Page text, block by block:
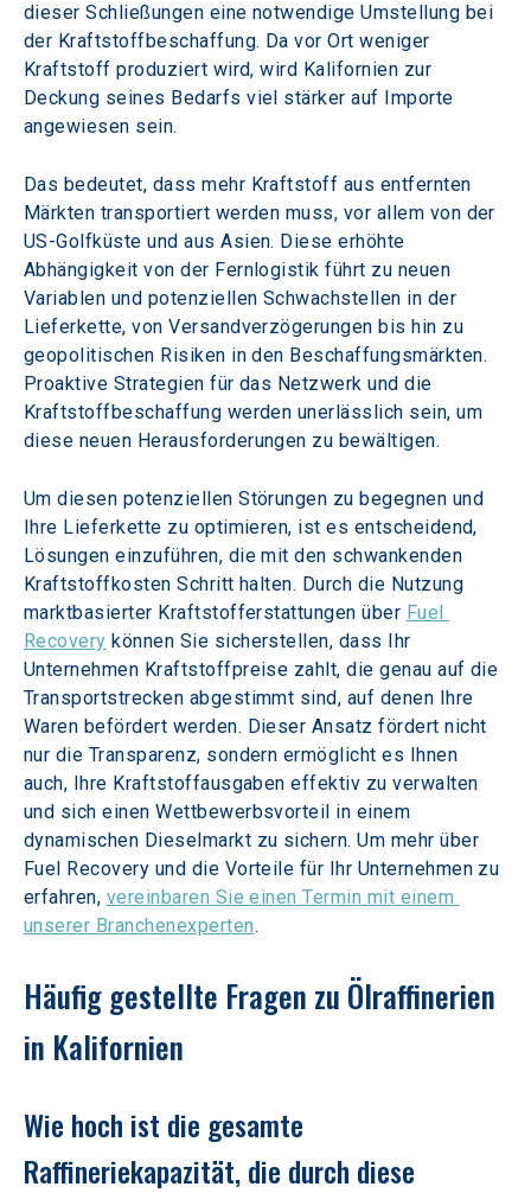
dieser Schließungen eine notwendige Umstellung bei
der Kraftstoffbeschaffung. Da vor Ort weniger
Kraftstoff produziert wird, wird Kalifornien zur
Deckung seines Bedarfs viel stärker auf Importe
angewiesen sein.
Das bedeutet, dass mehr Kraftstoff aus entfernten
Märkten transportiert werden muss, vor allem von der
US-Golfküste und aus Asien. Diese erhöhte
Abhängigkeit von der Fernlogistik führt zu neuen
Variablen und potenziellen Schwachstellen in der
Lieferkette, von Versandverzögerungen bis hin zu
geopolitischen Risiken in den Beschaffungsmärkten.
Proaktive Strategien für das Netzwerk und die
Kraftstoffbeschaffung werden unerlässlich sein, um
diese neuen Herausforderungen zu bewältigen.
Um diesen potenziellen Störungen zu begegnen und
Ihre Lieferkette zu optimieren, ist es entscheidend,
Lösungen einzuführen, die mit den schwankenden
Kraftstoffkosten Schritt halten. Durch die Nutzung
marktbasierter Kraftstofferstattungen über Fuel
Recovery können Sie sicherstellen, dass Ihr
Unternehmen Kraftstoffpreise zahlt, die genau auf die
Transportstrecken abgestimmt sind, auf denen Ihre
Waren befördert werden. Dieser Ansatz fördert nicht
nur die Transparenz, sondern ermöglicht es Ihnen
auch, Ihre Kraftstoffausgaben effektiv zu verwalten
und sich einen Wettbewerbsvorteil in einem
dynamischen Dieselmarkt zu sichern. Um mehr über
Fuel Recovery und die Vorteile für Ihr Unternehmen zu
erfahren, vereinbaren Sie einen Termin mit einem
unserer Branchenexperten.
Häufig gestellte Fragen zu Ölraffinerien
in Kalifornien
Wie hoch ist die gesamte
Raffineriekapazität, die durch diese